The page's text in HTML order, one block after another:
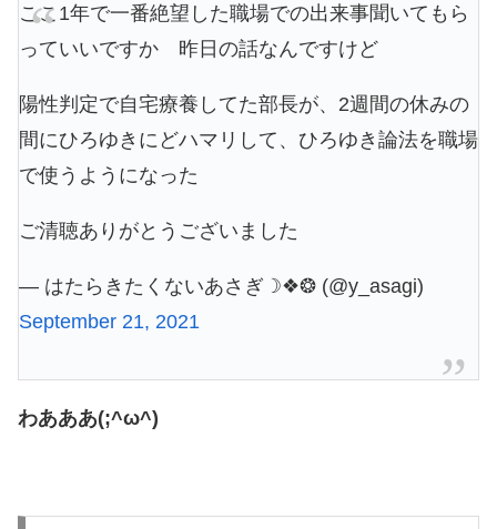
ここ1年で一番絶望した職場での出来事聞いてもら
っていいですか 昨日の話なんですけど
陽性判定で自宅療養してた部長が、2週間の休みの
間にひろゆきにどハマリして、ひろゆき論法を職場
で使うようになった
ご清聴ありがとうございました
— はたらきたくないあさぎ☽❖❂ (@y_asagi)
September 21, 2021
わあああ(;^ω^)